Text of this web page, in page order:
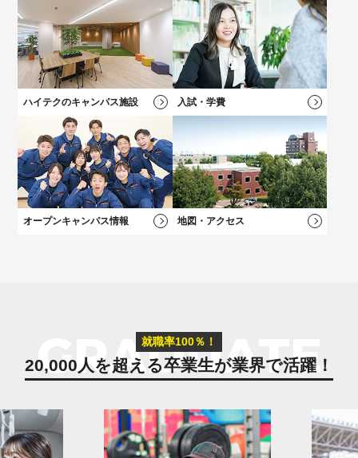
募集要項・入試情報 学費について
学科一覧を見る 総合型選抜（AO）入試
卒業後も万全！
就職サポート
負担を軽減！
学費サポート
学科一覧を見る 学費について
新キャンパス完成！
施設・設備
大学？專門？
迷っている方へ
卒業後も万全！
就職サポート
負担を軽減！
学費サポート
ハイテクのキャンパス施設 入試・学費
オープンキャンパス情報 地図・アクセス
20,000人を超える卒業生が業界で活躍！
就職率100％！
GRADUATE